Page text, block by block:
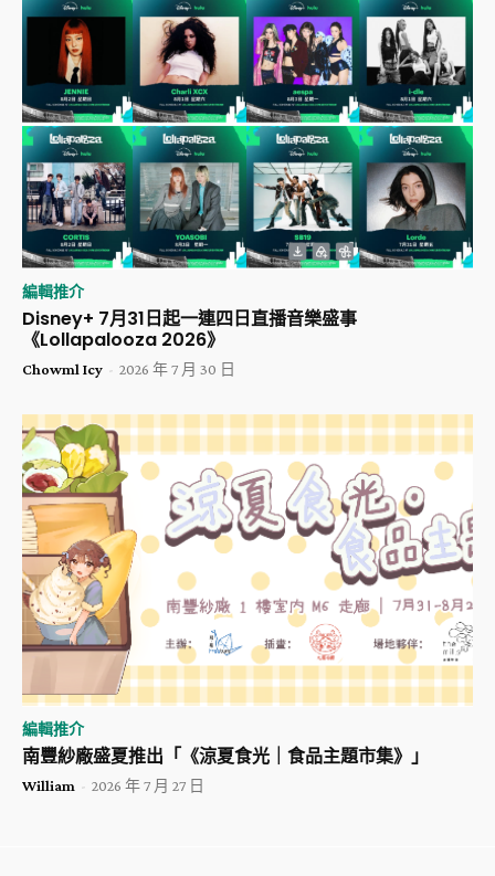
編輯推介
Disney+ 7月31日起一連四日直播音樂盛事
《Lollapalooza 2026》
Chowml Icy - 2026 年 7 月 30 日
編輯推介
南豐紗廠盛夏推出「《涼夏食光｜食品主題市集》」
William - 2026 年 7 月 27 日